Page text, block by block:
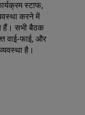
स्टाफ,
करने में
हैं। सभी बैठक
वाई-फाई, और
है।